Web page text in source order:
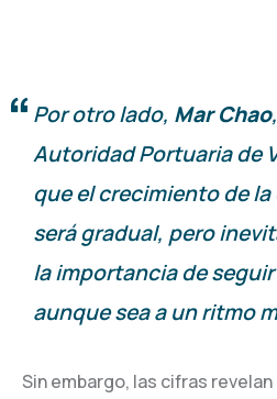
Por otro lado, Mar Chao
Autoridad Portuaria de
que el crecimiento de
será gradual, pero
la importancia de
aunque sea a un ritmo
Sin embargo, las cifras revelan